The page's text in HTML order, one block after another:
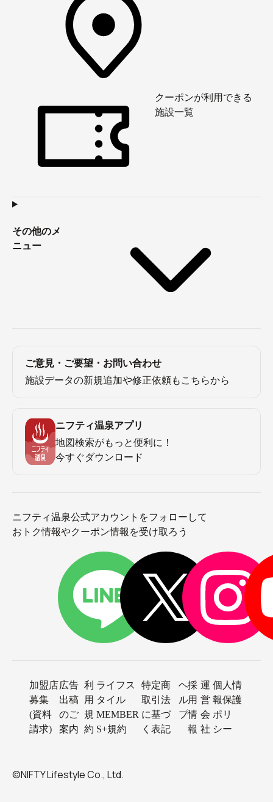
クーポンが利用できる
施設一覧
その他のメ
ニュー
ご意見・ご要望・お問い合わせ
施設データの新規追加や修正依頼もこちらから
ニフティ温泉アプリ
地図検索がもっと便利に！
今すぐダウンロード
ニフティ温泉公式アカウントをフォローして
おトク情報やクーポン情報を受け取ろう
加盟店
募集
(資料
請求)
広告
出稿
のご
案内
利
用
規
約
ライフス
タイル
MEMBER
S+規約
特定商
取引法
に基づ
く表記
ヘ
ル
プ
採
用
情
報
運
営
会
社
個人情
報保護
ポリ
シー
©NIFTY Lifestyle Co., Ltd.